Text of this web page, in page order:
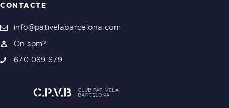
CONTACTE
info@pativelabarcelona.com
On som?
670 089 879